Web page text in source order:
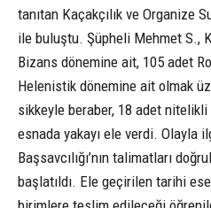
tanıtan Kaçakçılık ve Organize
ile buluştu. Şüpheli Mehmet S.,
Bizans dönemine ait, 105 adet
Helenistik dönemine ait olmak
sikkeyle beraber, 18 adet nitelikli
esnada yakayı ele verdi. Olayla
Başsavcılığı’nın talimatları
başlatıldı. Ele geçirilen tarihi